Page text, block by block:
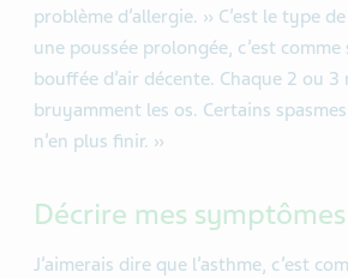
problème d’allergie. » C’est le type
une poussée prolongée, c’est
bouffée d’air décente. Chaque 2 ou
bruyamment les os. Certains
n’en plus finir. »
Décrire mes
J’aimerais dire que l’asthme, c’est